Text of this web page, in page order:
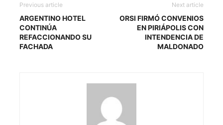
Previous article
ARGENTINO HOTEL
CONTINÚA
REFACCIONANDO SU
FACHADA
Next article
ORSI FIRMÓ CONVENIOS
EN PIRIÁPOLIS CON
INTENDENCIA DE
MALDONADO